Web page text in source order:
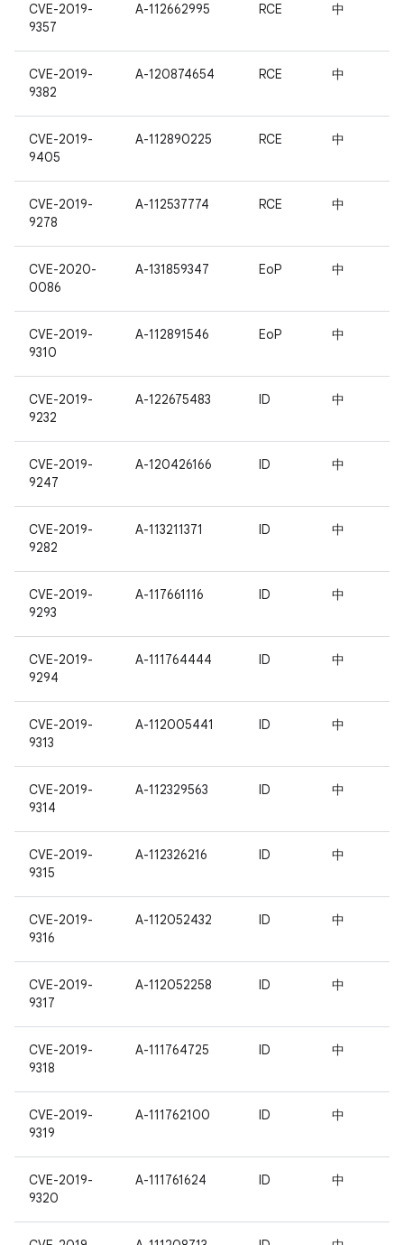
CVE-2019-
9357
A-112662995 RCE 中
CVE-2019-
9382
A-120874654 RCE 中
CVE-2019-
9405
A-112890225 RCE 中
CVE-2019-
9278
A-112537774 RCE 中
CVE-2020-
0086
A-131859347 EoP 中
CVE-2019-
9310
A-112891546 EoP 中
CVE-2019-
9232
A-122675483 ID 中
CVE-2019-
9247
A-120426166 ID 中
CVE-2019-
9282
A-113211371 ID 中
CVE-2019-
9293
A-117661116 ID 中
CVE-2019-
9294
A-111764444 ID 中
CVE-2019-
9313
A-112005441 ID 中
CVE-2019-
9314
A-112329563 ID 中
CVE-2019-
9315
A-112326216 ID 中
CVE-2019-
9316
A-112052432 ID 中
CVE-2019-
9317
A-112052258 ID 中
CVE-2019-
9318
A-111764725 ID 中
CVE-2019-
9319
A-111762100 ID 中
CVE-2019-
9320
A-111761624 ID 中